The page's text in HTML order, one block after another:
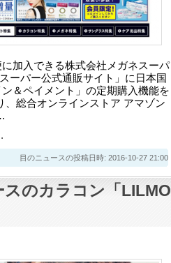
加入できる株式会社メガネスーパ
ーパー公式通販サイト」に日本国
＆ペイメント」の定期購入機能を
、総合オンラインストア アマゾン
目のニュースの投稿日時: 2016-10-27 21:00
スのカラコン「LILMO